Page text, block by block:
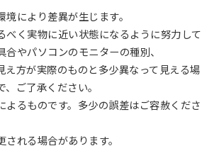
により差異が生じます。
べく実物に近い状態になるように努力して
合やパソコンのモニターの種別、
え方が実際のものと多少異なって見える場
ご了承ください。
よるものです。多少の誤差はご容赦くださ
れる場合があります。